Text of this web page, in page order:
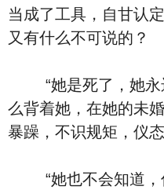
当成了工具，自甘认
又有什么不可说的？
“她是死了，她永
么背着她，在她的未
暴躁，不识规矩，仪
“她也不会知道，